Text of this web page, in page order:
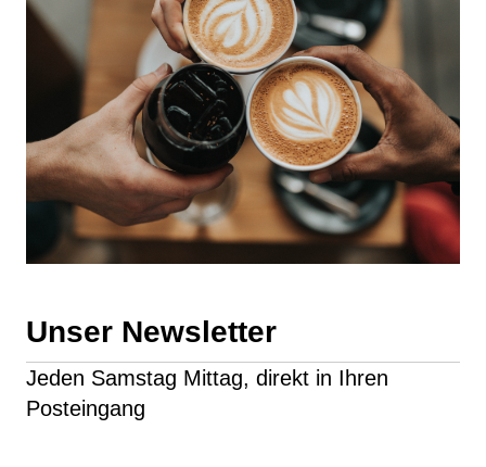
Unser Newsletter
Jeden Samstag Mittag, direkt in Ihren
Posteingang